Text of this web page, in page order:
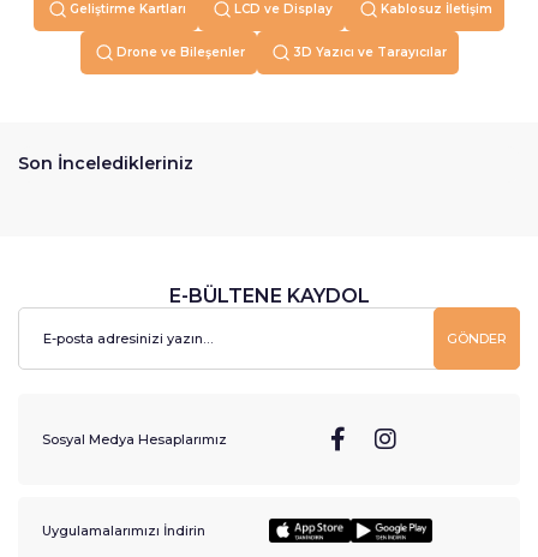
Geliştirme Kartları LCD ve Display Kablosuz İletişim
Drone ve Bileşenler 3D Yazıcı ve Tarayıcılar
Son İnceledikleriniz
E-BÜLTENE KAYDOL
GÖNDER
Sosyal Medya Hesaplarımız
Uygulamalarımızı İndirin